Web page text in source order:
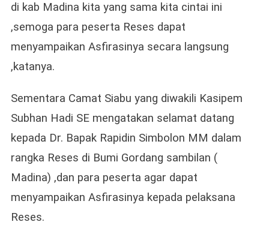
di kab Madina kita yang sama kita cintai ini
,semoga para peserta Reses dapat
menyampaikan Asfirasinya secara langsung
,katanya.
Sementara Camat Siabu yang diwakili Kasipem
Subhan Hadi SE mengatakan selamat datang
kepada Dr. Bapak Rapidin Simbolon MM dalam
rangka Reses di Bumi Gordang sambilan (
Madina) ,dan para peserta agar dapat
menyampaikan Asfirasinya kepada pelaksana
Reses.